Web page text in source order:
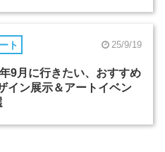
ト 25/9/19
9月に行きたい、おすすめ
イン展示＆アートイベン